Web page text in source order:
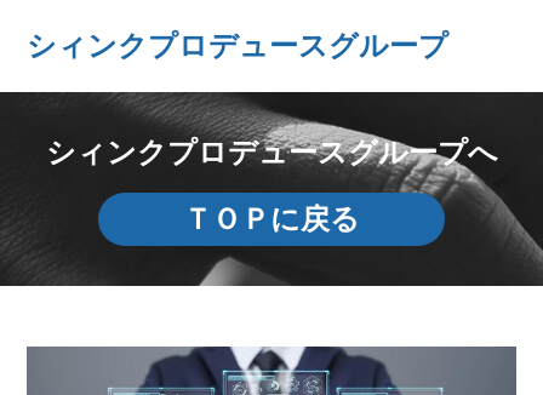
シィンクプロデュースグループ
シィンクプロデュースグループへ
ＴＯＰに戻る